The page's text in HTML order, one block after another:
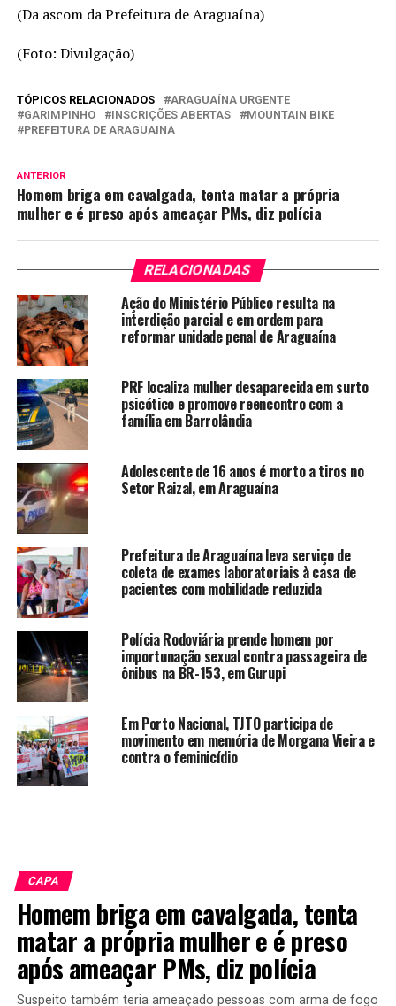
(Da ascom da Prefeitura de Araguaína)
(Foto: Divulgação)
TÓPICOS RELACIONADOS
ARAGUAÍNA URGENTE
GARIMPINHO
INSCRIÇÕES ABERTAS
MOUNTAIN BIKE
PREFEITURA DE ARAGUAINA
ANTERIOR
Homem briga em cavalgada, tenta matar a própria
mulher e é preso após ameaçar PMs, diz polícia
RELACIONADAS
Ação do Ministério Público resulta na
interdição parcial e em ordem para
reformar unidade penal de Araguaína
PRF localiza mulher desaparecida em surto
psicótico e promove reencontro com a
família em Barrolândia
Adolescente de 16 anos é morto a tiros no
Setor Raizal, em Araguaína
Prefeitura de Araguaína leva serviço de
coleta de exames laboratoriais à casa de
pacientes com mobilidade reduzida
Polícia Rodoviária prende homem por
importunação sexual contra passageira de
ônibus na BR-153, em Gurupi
Em Porto Nacional, TJTO participa de
movimento em memória de Morgana Vieira e
contra o feminicídio
CAPA
Homem briga em cavalgada, tenta
matar a própria mulher e é preso
após ameaçar PMs, diz polícia
Suspeito também teria ameaçado pessoas com arma de fogo